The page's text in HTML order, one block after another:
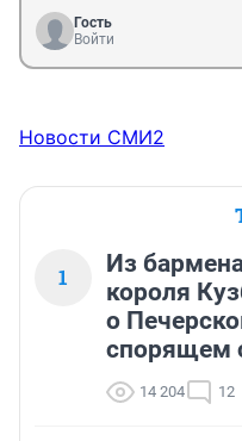
Гость
Войти
Новости СМИ2
1
Из
короля
о
спорящем
14 204 12